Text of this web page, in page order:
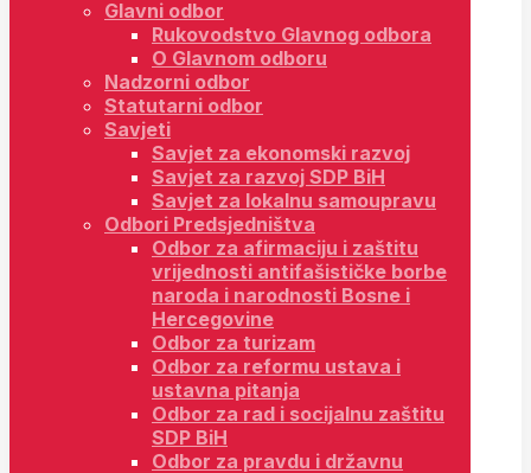
Glavni odbor
Rukovodstvo Glavnog odbora
O Glavnom odboru
Nadzorni odbor
Statutarni odbor
Savjeti
Savjet za ekonomski razvoj
Savjet za razvoj SDP BiH
Savjet za lokalnu samoupravu
Odbori Predsjedništva
Odbor za afirmaciju i zaštitu
vrijednosti antifašističke borbe
naroda i narodnosti Bosne i
Hercegovine
Odbor za turizam
Odbor za reformu ustava i
ustavna pitanja
Odbor za rad i socijalnu zaštitu
SDP BiH
Odbor za pravdu i državnu